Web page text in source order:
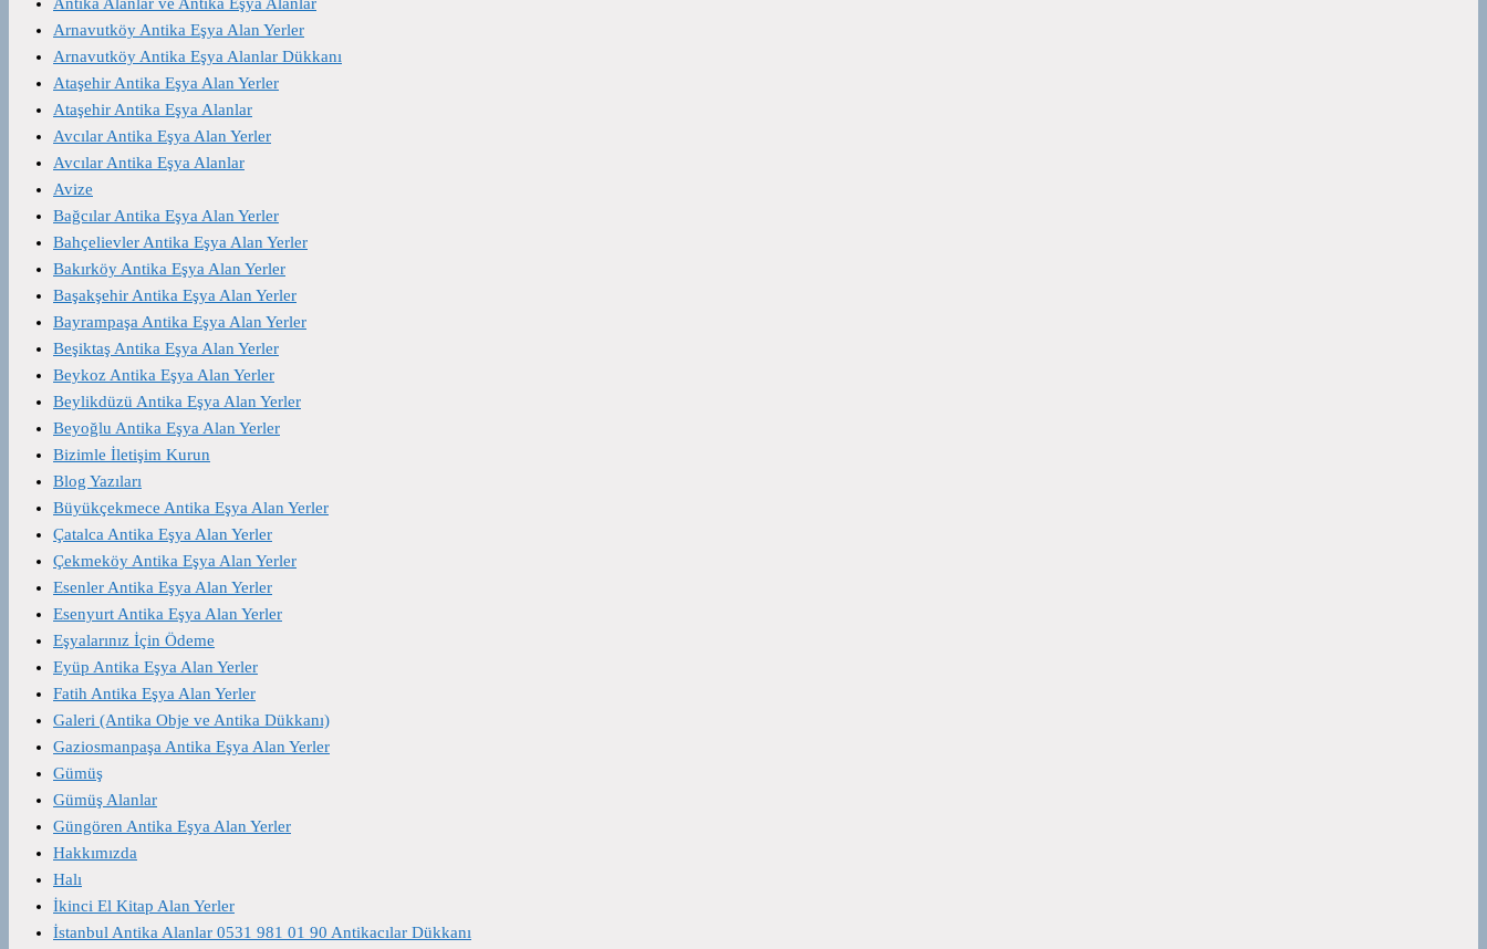
Arnavutköy Antika Eşya Alan Yerler
Arnavutköy Antika Eşya Alanlar Dükkanı
Ataşehir Antika Eşya Alan Yerler
Ataşehir Antika Eşya Alanlar
Avcılar Antika Eşya Alan Yerler
Avcılar Antika Eşya Alanlar
Avize
Bağcılar Antika Eşya Alan Yerler
Bahçelievler Antika Eşya Alan Yerler
Bakırköy Antika Eşya Alan Yerler
Başakşehir Antika Eşya Alan Yerler
Bayrampaşa Antika Eşya Alan Yerler
Beşiktaş Antika Eşya Alan Yerler
Beykoz Antika Eşya Alan Yerler
Beylikdüzü Antika Eşya Alan Yerler
Beyoğlu Antika Eşya Alan Yerler
Bizimle İletişim Kurun
Blog Yazıları
Büyükçekmece Antika Eşya Alan Yerler
Çatalca Antika Eşya Alan Yerler
Çekmeköy Antika Eşya Alan Yerler
Esenler Antika Eşya Alan Yerler
Esenyurt Antika Eşya Alan Yerler
Eşyalarınız İçin Ödeme
Eyüp Antika Eşya Alan Yerler
Fatih Antika Eşya Alan Yerler
Galeri (Antika Obje ve Antika Dükkanı)
Gaziosmanpaşa Antika Eşya Alan Yerler
Gümüş
Gümüş Alanlar
Güngören Antika Eşya Alan Yerler
Hakkımızda
Halı
İkinci El Kitap Alan Yerler
İstanbul Antika Alanlar 0531 981 01 90 Antikacılar Dükkanı